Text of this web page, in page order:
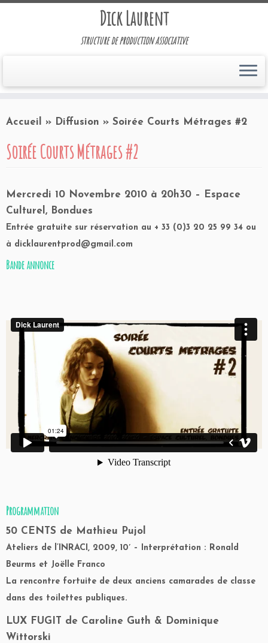
Dick Laurent
structure de production associative
Accueil » Diffusion » Soirée Courts Métrages #2
Soirée Courts Métrages #2
Mercredi 10 Novembre 2010 à 20h30 – Espace
Culturel, Bondues
Entrée gratuite sur réservation au + 33 (0)3 20 25 99 34 ou
à dicklaurentprod@gmail.com
Bande annonce
Programmation
50 CENTS de Mathieu Pujol
Ateliers de l’INRACI, 2009, 10′ – Interprétation : Ronald
Beurms et Joëlle Franco
La rencontre fortuite de deux anciens camarades de classe
dans des toilettes publiques.
LUX FUGIT de Caroline Guth & Dominique
Wittorski